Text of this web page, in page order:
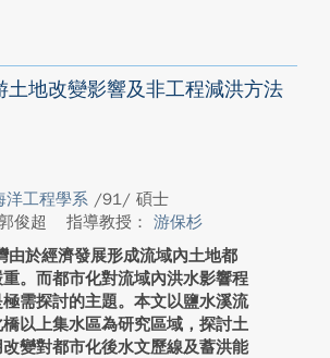
土地改變影響及非工程減洪方法
洋工程學系 /91/ 碩士
俊超
指導教授： 游保杉
由於經濟發展形成流域內土地都
。而都市化對流域內洪水影響程
極需探討的主題。本文以鹽水溪流
以上集水區為研究區域，探討土
變對都市化後水文歷線及蓄洪能